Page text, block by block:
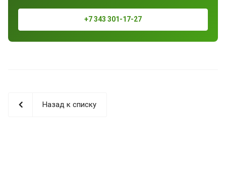
+7 343 301-17-27
Назад к списку